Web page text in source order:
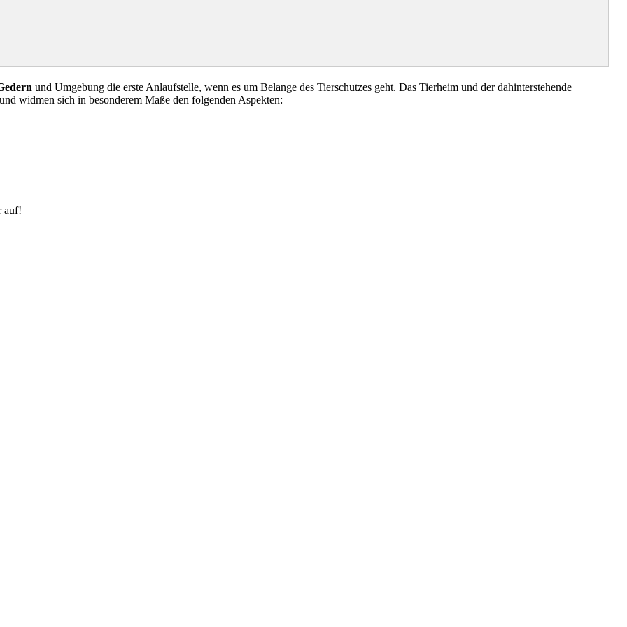
und Umgebung die erste Anlaufstelle, wenn es um Belange des Tierschutzes geht. Das Tierheim und der dahinterstehende
widmen sich in besonderem Maße den folgenden Aspekten:
auf!